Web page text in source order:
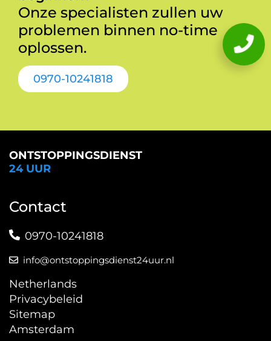
Onze specialisten zullen uw
problemen binnen no-time
oplossen.
0970-10241818
ONTSTOPPINGSDIENST
24 UUR
Contact
0970-10241818
info@ontstoppingsdienst24uur.nl
Netherlands
Privacybeleid
Sitemap
Amsterdam